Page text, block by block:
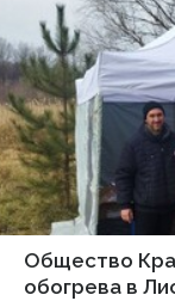
Общество
обогрева в